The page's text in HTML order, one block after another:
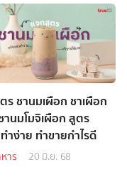
ร ชานมเผือก ชาเผือก
นมโมจิเผือก สูตร
ำง่าย ทำขายกำไรดี
าร 20 มิ.ย. 68